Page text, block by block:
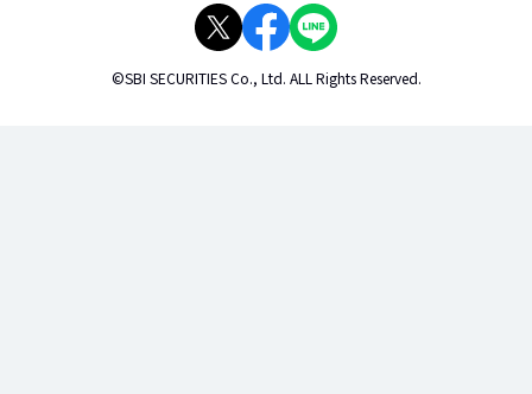
©SBI SECURITIES Co., Ltd. ALL Rights Reserved.